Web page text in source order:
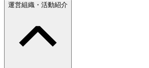
運営組織・活動紹介